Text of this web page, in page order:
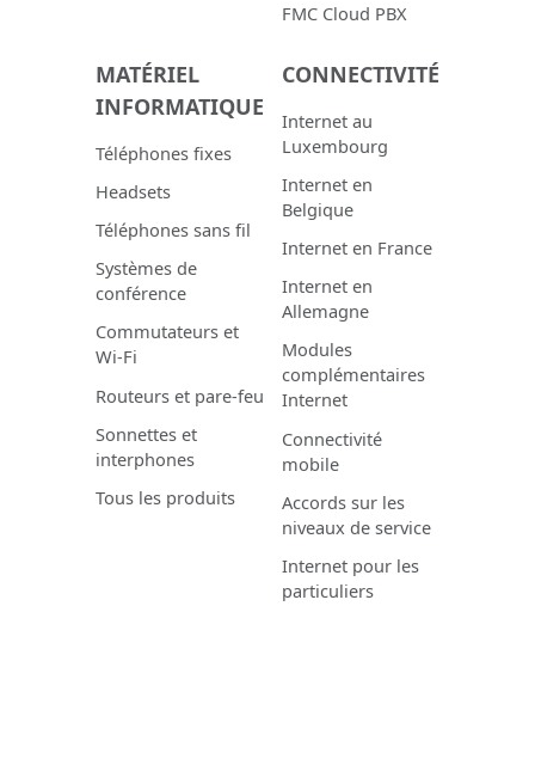
FMC Cloud PBX
MATÉRIEL
INFORMATIQUE
Téléphones fixes
Headsets
Téléphones sans fil
Systèmes de
conférence
Commutateurs et
Wi-Fi
Routeurs et pare-feu
Sonnettes et
interphones
Tous les produits
CONNECTIVITÉ
Internet au
Luxembourg
Internet en
Belgique
Internet en France
Internet en
Allemagne
Modules
complémentaires
Internet
Connectivité
mobile
Accords sur les
niveaux de service
Internet pour les
particuliers